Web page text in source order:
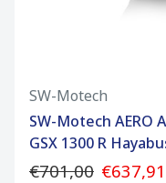
SW-Motech
SW-Motech AERO
GSX 1300 R
€701,00 €637,91